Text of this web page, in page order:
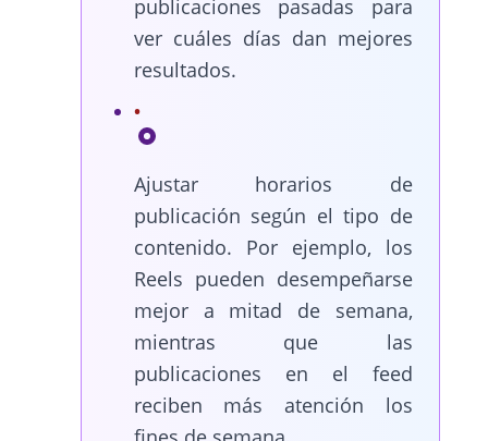
publicaciones pasadas para
ver cuáles días dan mejores
resultados.
Ajustar horarios de
publicación según el tipo de
contenido. Por ejemplo, los
Reels pueden desempeñarse
mejor a mitad de semana,
mientras que las
publicaciones en el feed
reciben más atención los